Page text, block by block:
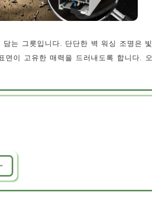
는 그릇입니다. 단단한 벽 워싱 조명은 빛
이 고유한 매력을 드러내도록 합니다. 오